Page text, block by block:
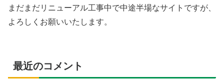
まだまだリニューアル工事中で中途半場なサイトですが、
よろしくお願いいたします。
最近のコメント